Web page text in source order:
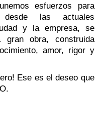
esfuerzos para
las actuales
y la empresa, se
gran obra, construida
amor, rigor y
Ese es el deseo que